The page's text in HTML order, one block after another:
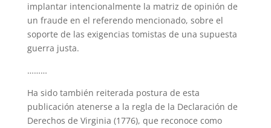
implantar intencionalmente la matriz de opinión de
un fraude en el referendo mencionado, sobre el
soporte de las exigencias tomistas de una supuesta
guerra justa.
………
Ha sido también reiterada postura de esta
publicación atenerse a la regla de la Declaración de
Derechos de Virginia (1776), que reconoce como